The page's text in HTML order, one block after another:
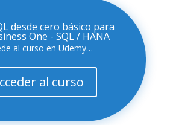
desde cero básico para
One - SQL / HANA
al curso en Udemy…
al curso